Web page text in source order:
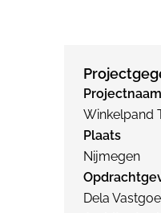
Projectnaam
Winkelpand
Plaats
Nijmegen
Dela